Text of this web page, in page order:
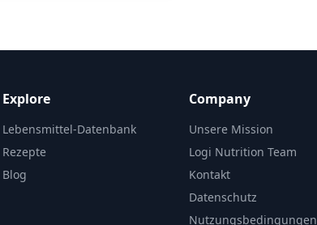
Explore
Lebensmittel-Datenbank
Rezepte
Blog
Company
Unsere Mission
Logi Nutrition Team
Kontakt
Datenschutz
Nutzungsbedingungen